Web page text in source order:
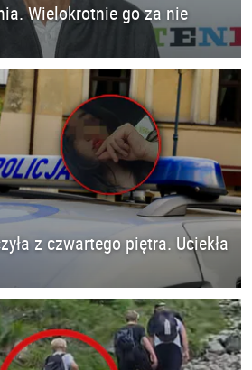
Wielokrotnie go za nie
z czwartego piętra. Uciekła